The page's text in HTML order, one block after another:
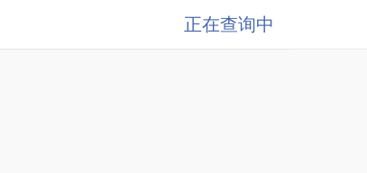
正在查询中